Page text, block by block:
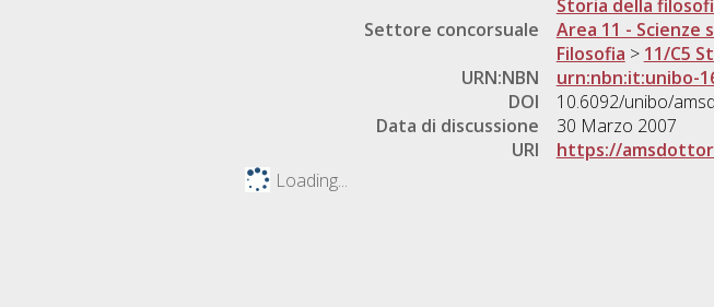
Storia della
Settore concorsuale
Area 11 - Scienze
Filosofia > 11/C5
URN:NBN
urn:nbn:it:unibo-
DOI
10.6092/unibo/
Data di discussione
30 Marzo 2007
URI
https://
Loading...